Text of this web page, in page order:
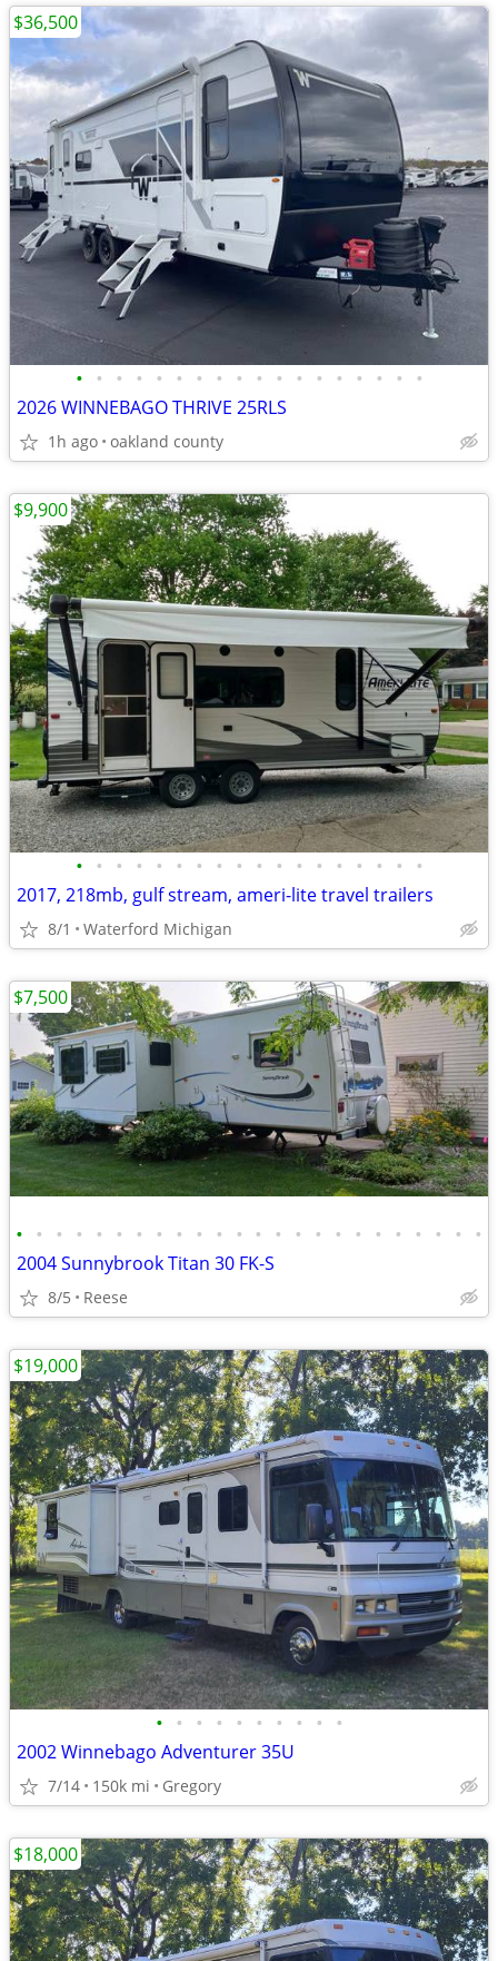
• • • • • • • • • • • • • • • • • •
2026 WINNEBAGO THRIVE 25RLS
1h ago oakland county
$36,500
• • • • • • • • • • • • • • • • • •
2017, 218mb, gulf stream, ameri-lite travel trailers
8/1 Waterford Michigan
$9,900
• • • • • • • • • • • • • • • • • • • • • • • •
2004 Sunnybrook Titan 30 FK-S
8/5 Reese
$7,500
• • • • • • • • • •
2002 Winnebago Adventurer 35U
7/14 150k mi Gregory
$19,000
$18,000